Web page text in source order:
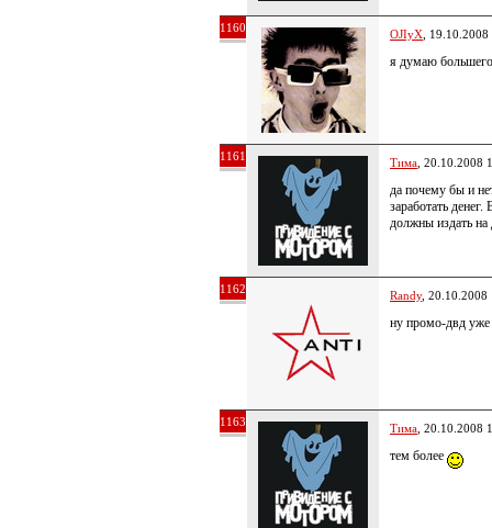
1160 OJIyX ,
я думаю
1161 Тима , 20.10.2008
да почему бы и
заработать
должны издать на
1162 Randy, 20.10.2008
ну промо-двд
1163 Тима , 20.10.2008
тем более